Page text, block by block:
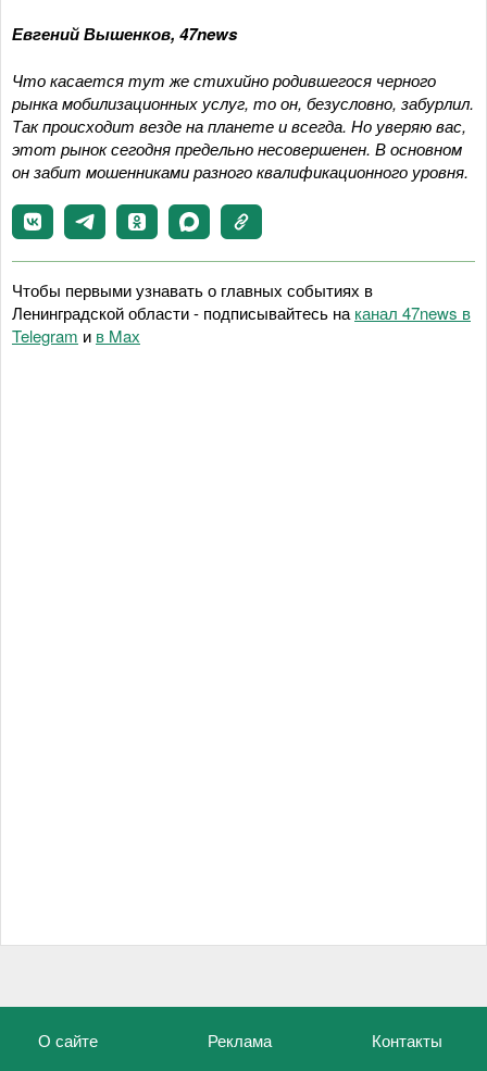
Евгений Вышенков, 47news
Что касается тут же стихийно родившегося черного
рынка мобилизационных услуг, то он, безусловно, забурлил.
Так происходит везде на планете и всегда. Но уверяю вас,
этот рынок сегодня предельно несовершенен. В основном
он забит мошенниками разного квалификационного уровня.
Чтобы первыми узнавать о главных событиях в
Ленинградской области - подписывайтесь на канал 47news в
Telegram и в Maх
О сайте Реклама Контакты